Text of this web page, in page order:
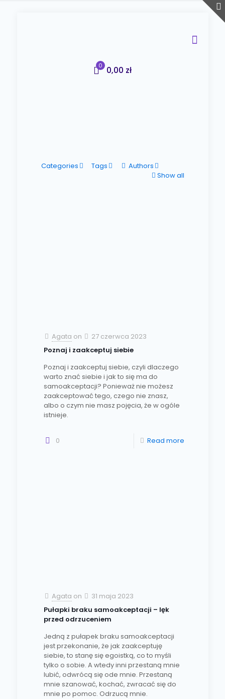
0 0,00 zł
Categories Tags
Authors
Show all
Agata on
27 czerwca 2023
Poznaj i zaakceptuj siebie
Poznaj i zaakceptuj siebie, czyli dlaczego
warto znać siebie i jak to się ma do
samoakceptacji? Ponieważ nie możesz
zaakceptować tego, czego nie znasz,
albo o czym nie masz pojęcia, że w ogóle
istnieje.
0 Read more
Agata on
31 maja 2023
Pułapki braku samoakceptacji – lęk
przed odrzuceniem
Jedną z pułapek braku samoakceptacji
jest przekonanie, że jak zaakceptuję
siebie, to stanę się egoistką, co to myśli
tylko o sobie. A wtedy inni przestaną mnie
lubić, odwrócą się ode mnie. Przestaną
mnie szanować, kochać, zwracać się do
mnie po pomoc. Odrzucą mnie.